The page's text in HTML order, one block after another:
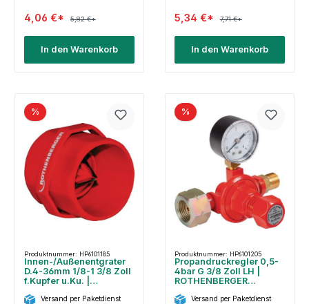
4,06 €* 5,82 €*
In den Warenkorb
5,34 €* 7,71 €*
In den Warenkorb
%
Produktnummer: HP6101185
Innen-/Außenentgrater
D.4-36mm 1/8-1 3/8 Zoll
f.Kupfer u.Ku. |
Versand per Paketdienst
%
Produktnummer: HP6101205
Propandruckregler 0,5-
4bar G 3/8 Zoll LH |
ROTHENBERGER
Versand per Paketdienst